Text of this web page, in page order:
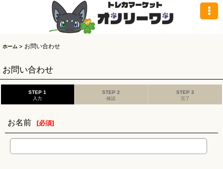
ホーム > お問い合わせ
お問い合わせ
STEP 1
入力
STEP 2
確認
STEP 3
完了
お名前 [必須]